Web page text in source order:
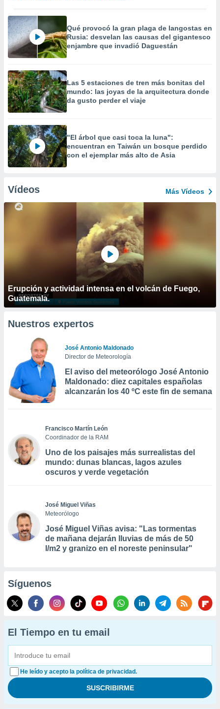
Qué provocó la gran plaga de langostas en
Rusia: desvelan las causas del gigantesco
enjambre que invadió Daguestán
Las 5 estaciones de tren más bonitas del
mundo: las joyas de la arquitectura donde
da gusto perder el viaje
"El árbol que casi toca la luna":
encuentran en Taiwán un bosque perdido
con el ejemplar más alto de Asia
Vídeos Más Vídeos
Erupción y actividad intensa en el volcán de Fuego,
Guatemala.
Nuestros expertos
José Antonio Maldonado
Director de Meteorología
El aviso del meteorólogo José Antonio
Maldonado: diez capitales españolas
alcanzarán los 40 ºC este fin de semana
Francisco Martín León
Coordinador de la RAM
Uno de los paisajes más surrealistas del
mundo: dunas blancas, lagos azules
oscuros y verde vegetación
José Miguel Viñas
Meteorólogo
José Miguel Viñas avisa: "Las tormentas
de mañana dejarán lluvias de más de 50
l/m2 y granizo en el noreste peninsular"
Síguenos
El Tiempo en tu email
He leído y acepto la política de privacidad.